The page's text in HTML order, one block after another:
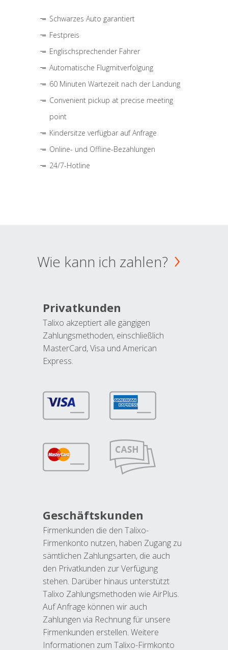
Schwarzes Auto garantiert
Festpreis
Englischsprechender Fahrer
Automatische Flugmitverfolgung
60 Minuten Wartezeit nach der Landung
Convenient pickup at precise meeting
point
Kindersitze verfügbar auf Anfrage
Online- und Offline-Bezahlungen
24/7-Hotline
Wie kann ich zahlen?
Privatkunden
Talixo akzeptiert alle gängigen
Zahlungsmethoden, einschließlich
MasterCard, Visa und American
Express.
Geschäftskunden
Firmenkunden die den Talixo-
Firmenkonto nutzen, haben Zugang zu
sämtlichen Zahlungsarten, die auch
den Privatkunden zur Verfügung
stehen. Darüber hinaus unterstützt
Talixo Zahlungsmethoden wie AirPlus.
Auf Anfrage können wir auch
Zahlungen via Rechnung für unsere
Firmenkunden erstellen. Weitere
Informationen zum Talixo-Firmkonto